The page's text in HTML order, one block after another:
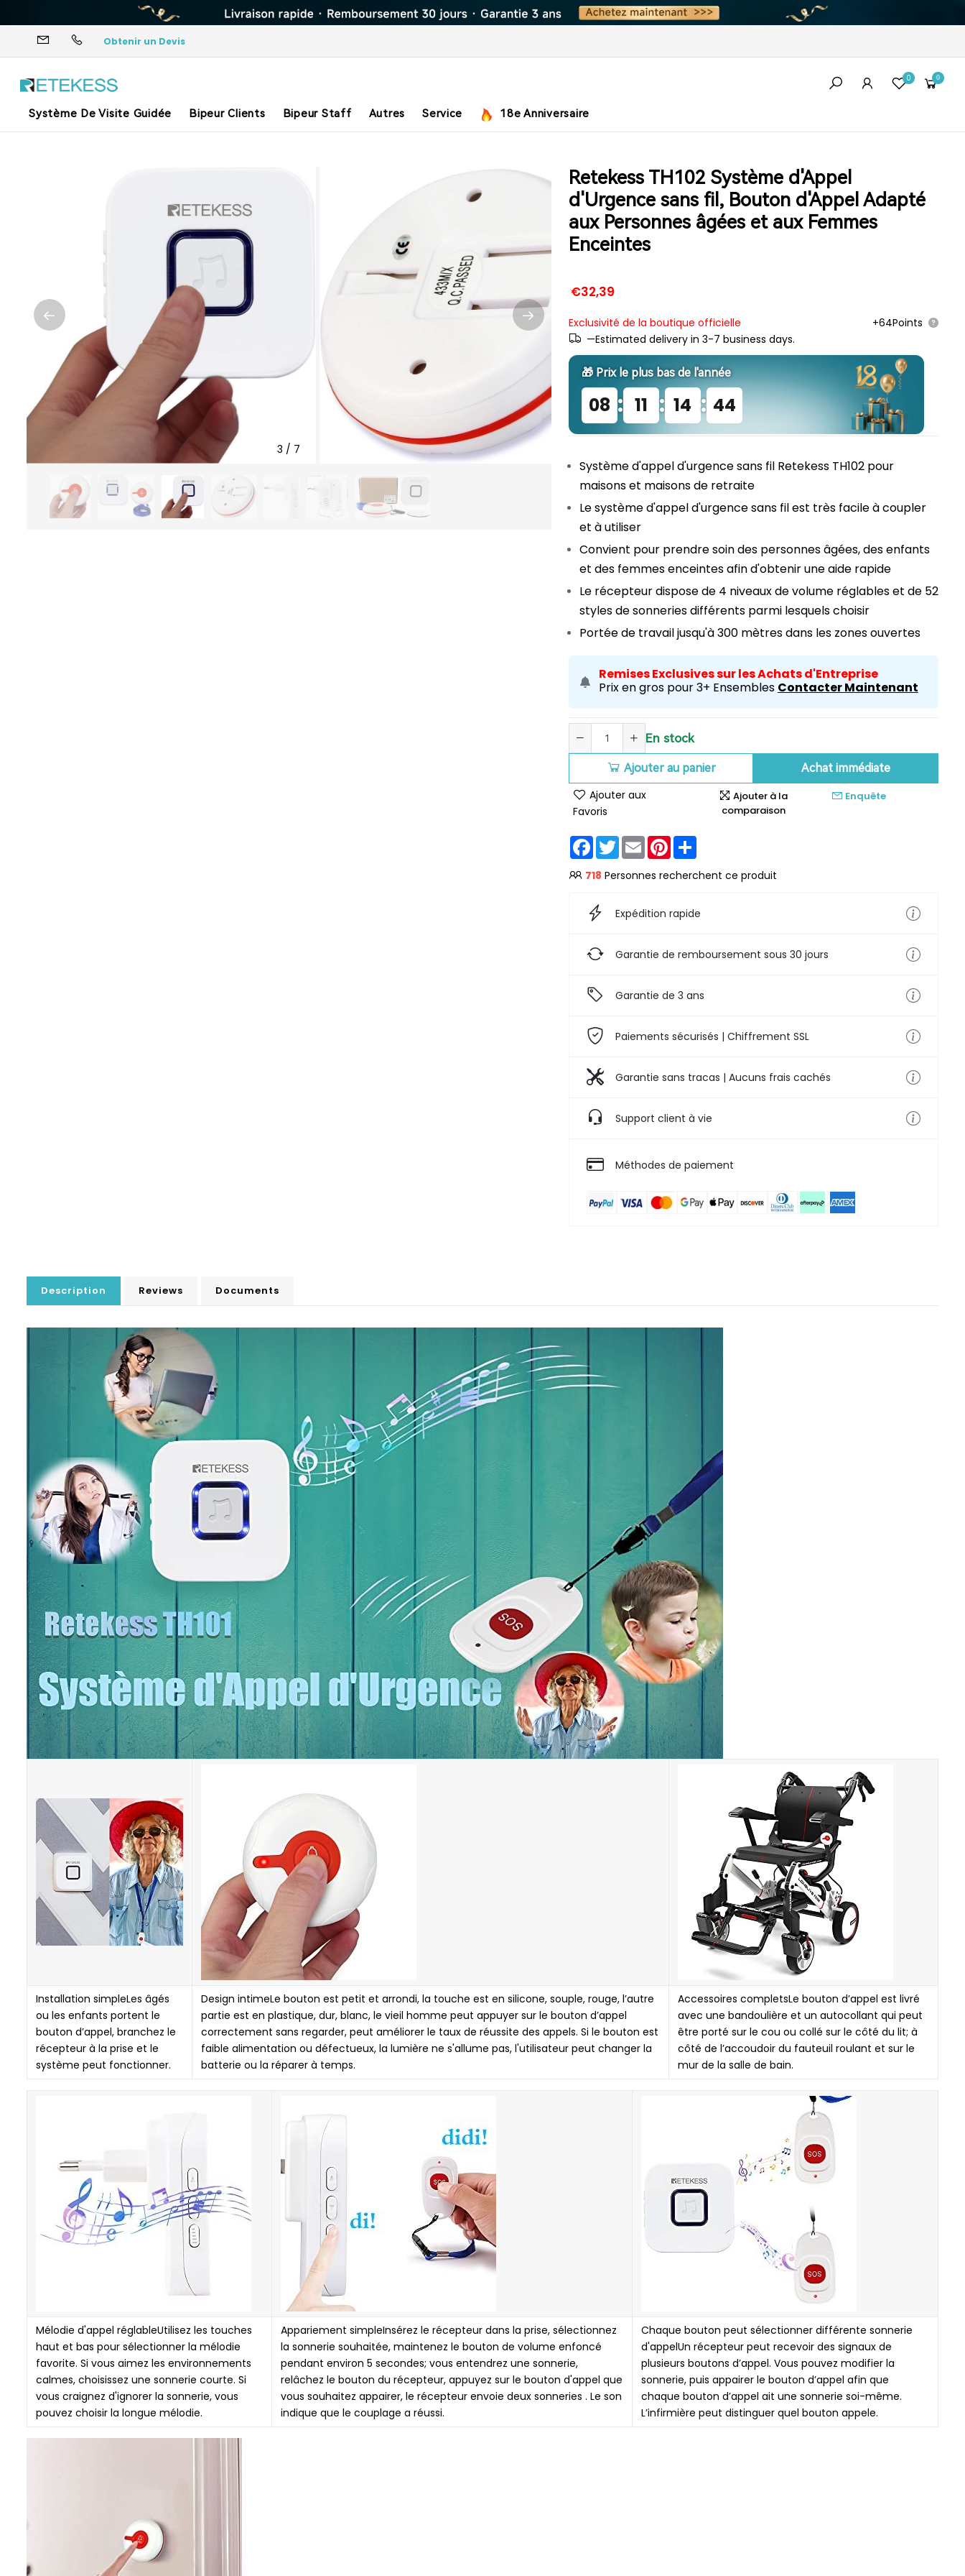
Obtenir un Devis
0 0
Système De Visite Guidée Bipeur Clients Bipeur Staff Autres Service 18e Anniversaire
3 / 7
Retekess TH102 Système d'Appel
d'Urgence sans fil, Bouton d'Appel Adapté
aux Personnes âgées et aux Femmes
Enceintes
€32,39
Exclusivité de la boutique officielle
+64Points
—Estimated delivery in 3-7 business days.
🎁 Prix ​​le plus bas de l'année
08 : 11 : 14 : 43
Système d'appel d'urgence sans fil Retekess TH102 pour
maisons et maisons de retraite
Le système d'appel d'urgence sans fil est très facile à coupler
et à utiliser
Convient pour prendre soin des personnes âgées, des enfants
et des femmes enceintes afin d'obtenir une aide rapide
Le récepteur dispose de 4 niveaux de volume réglables et de 52
styles de sonneries différents parmi lesquels choisir
Portée de travail jusqu'à 300 mètres dans les zones ouvertes
Remises Exclusives sur les Achats d'Entreprise
Prix en gros pour 3+ Ensembles Contacter Maintenant
En stock
Ajouter au panier Achat immédiate
Ajouter aux
Favoris
Ajouter à la
comparaison
Enquête
Facebook
TwitterEmailPinterestShare
718 Personnes recherchent ce produit
Expédition rapide
Garantie de remboursement sous 30 jours
Garantie de 3 ans
Paiements sécurisés | Chiffrement SSL
Garantie sans tracas | Aucuns frais cachés
Support client à vie
Méthodes de paiement
Description Reviews Documents
Installation simpleLes âgés
ou les enfants portent le
bouton d’appel, branchez le
récepteur à la prise et le
système peut fonctionner.
Design intimeLe bouton est petit et arrondi, la touche est en silicone, souple, rouge, l’autre
partie est en plastique, dur, blanc, le vieil homme peut appuyer sur le bouton d’appel
correctement sans regarder, peut améliorer le taux de réussite des appels. Si le bouton est
faible alimentation ou défectueux, la lumière ne s'allume pas, l'utilisateur peut changer la
batterie ou la réparer à temps.
Accessoires completsLe bouton d’appel est livré
avec une bandoulière et un autocollant qui peut
être porté sur le cou ou collé sur le côté du lit; à
côté de l’accoudoir du fauteuil roulant et sur le
mur de la salle de bain.
Mélodie d'appel réglableUtilisez les touches
haut et bas pour sélectionner la mélodie
favorite. Si vous aimez les environnements
calmes, choisissez une sonnerie courte. Si
vous craignez d'ignorer la sonnerie, vous
pouvez choisir la longue mélodie.
Appariement simpleInsérez le récepteur dans la prise, sélectionnez
la sonnerie souhaitée, maintenez le bouton de volume enfoncé
pendant environ 5 secondes; vous entendrez une sonnerie,
relâchez le bouton du récepteur, appuyez sur le bouton d'appel que
vous souhaitez appairer, le récepteur envoie deux sonneries . Le son
indique que le couplage a réussi.
Chaque bouton peut sélectionner différente sonnerie
d'appelUn récepteur peut recevoir des signaux de
plusieurs boutons d’appel. Vous pouvez modifier la
sonnerie, puis appairer le bouton d’appel afin que
chaque bouton d’appel ait une sonnerie soi-même.
L’infirmière peut distinguer quel bouton appele.